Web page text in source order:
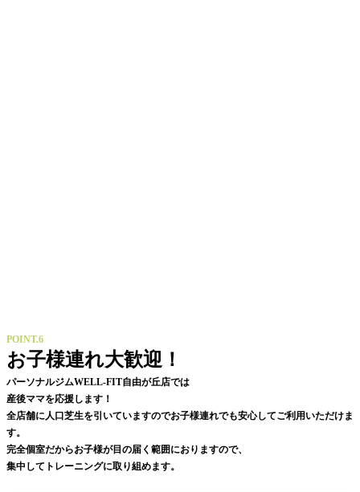
POINT.6
お子様連れ大歓迎！
パーソナルジムWELL-FIT自由が丘店では
産後ママを応援します！
全店舗に人口芝生を引いていますのでお子様連れでも安心してご利用いただけま
す。
完全個室だからお子様が目の届く範囲におりますので、
集中してトレーニングに取り組めます。